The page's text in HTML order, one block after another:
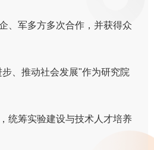
、军多方多次合作，并获得众
、推动社会发展"作为研究院
统筹实验建设与技术人才培养